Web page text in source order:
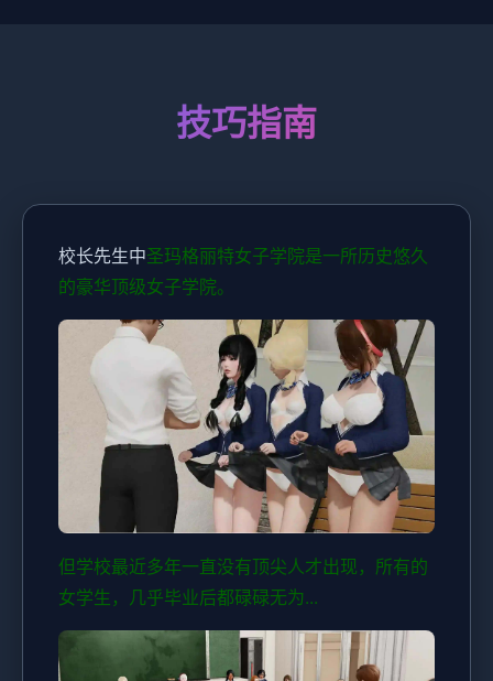
技巧指南
校长先生中圣玛格丽特女子学院是一所历史悠久
的豪华顶级女子学院。
但学校最近多年一直没有顶尖人才出现，所有的
女学生，几乎毕业后都碌碌无为...